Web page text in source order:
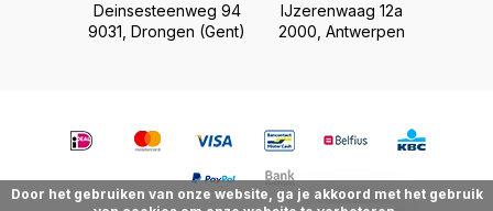
Deinsesteenweg 94
9031, Drongen (Gent)
IJzerenwaag 12a
2000, Antwerpen
Door het gebruiken van onze website, ga je akkoord met het gebruik